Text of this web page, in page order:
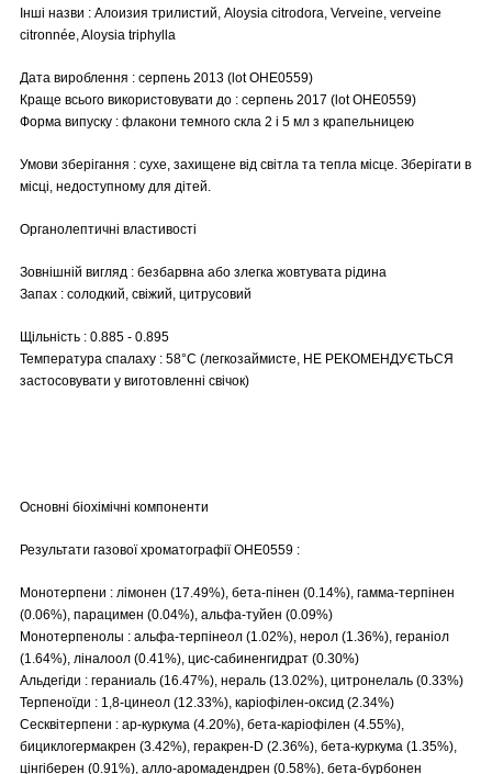
Інші назви : Алоизия трилистий, Aloysia citrodora, Verveine, verveine
citronnée, Aloysia triphylla
Дата вироблення : серпень 2013 (lot OHE0559)
Краще всього використовувати до : серпень 2017 (lot OHE0559)
Форма випуску : флакони темного скла 2 і 5 мл з крапельницею
Умови зберігання : сухе, захищене від світла та тепла місце. Зберігати в
місці, недоступному для дітей.
Органолептичні властивості
Зовнішній вигляд : безбарвна або злегка жовтувата рідина
Запах : солодкий, свіжий, цитрусовий
Щільність : 0.885 - 0.895
Температура спалаху : 58°C (легкозаймисте, НЕ РЕКОМЕНДУЄТЬСЯ
застосовувати у виготовленні свічок)
Основні біохімічні компоненти
Результати газової хроматографії OHE0559 :
Монотерпени : лімонен (17.49%), бета-пінен (0.14%), гамма-терпінен
(0.06%), парацимен (0.04%), альфа-туйен (0.09%)
Монотерпенолы : альфа-терпінеол (1.02%), нерол (1.36%), гераніол
(1.64%), ліналоол (0.41%), цис-сабиненгидрат (0.30%)
Альдегіди : гераниаль (16.47%), нераль (13.02%), цитронелаль (0.33%)
Терпеноїди : 1,8-цинеол (12.33%), каріофілен-оксид (2.34%)
Сесквітерпени : ар-куркума (4.20%), бета-каріофілен (4.55%),
бициклогермакрен (3.42%), геракрен-D (2.36%), бета-куркума (1.35%),
цінгіберен (0.91%), алло-аромадендрен (0.58%), бета-бурбонен